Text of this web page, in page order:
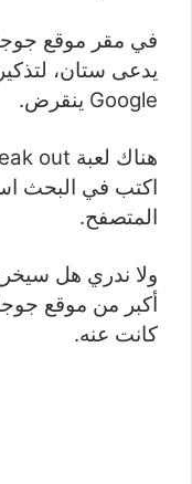
في مقر موقع
يدعى ستان،
Google ينقرض.
اكتب في البحث
المتصفح.
ولا ندري هل
أكبر من موقع
كانت عنه.